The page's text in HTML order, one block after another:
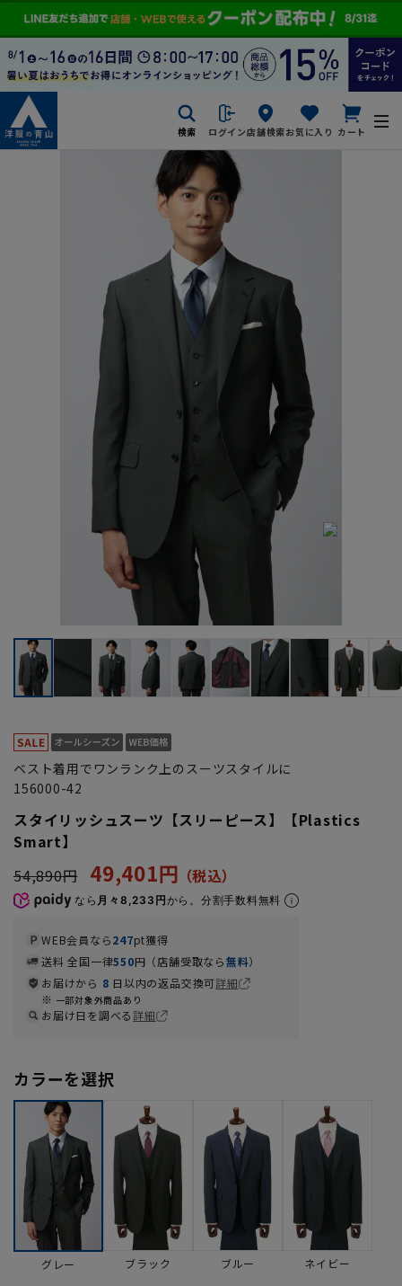
検索 ログイン店舗検索お気に入り カート
ベスト着用でワンランク上のスーツスタイルに
156000-42
スタイリッシュスーツ【スリーピース】【Plastics
Smart】
54,890円
49,401円
なら 月々8,233円から。分割手数料無料
WEB会員なら247pt獲得
送料 全国一律550円（店舗受取なら無料）
お届けから 8 日以内の返品交換可詳細
一部対象外商品あり
お届け日を調べる詳細
カラーを選択
グレー ブラック ブルー ネイビー